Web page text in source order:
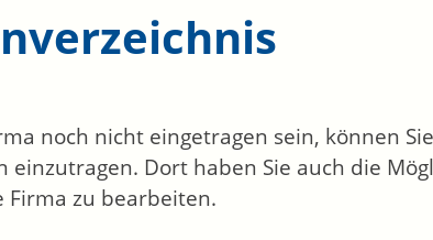
noch nicht eingetragen sein, können
einzutragen. Dort haben Sie auch die
Firma zu bearbeiten.